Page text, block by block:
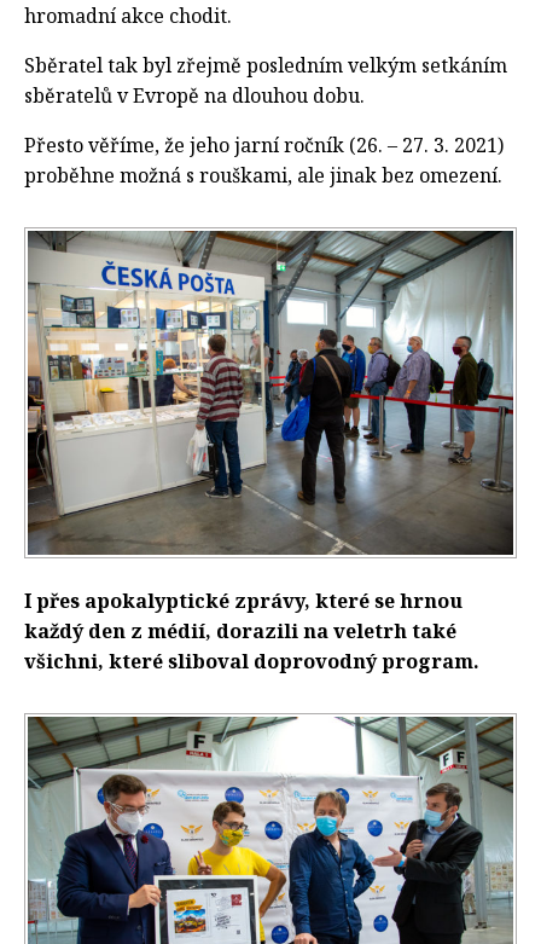
hromadní akce chodit.
Sběratel tak byl zřejmě posledním velkým setkáním
sběratelů v Evropě na dlouhou dobu.
Přesto věříme, že jeho jarní ročník (26. – 27. 3. 2021)
proběhne možná s rouškami, ale jinak bez omezení.
I přes apokalyptické zprávy, které se hrnou
každý den z médií, dorazili na veletrh také
všichni, které sliboval doprovodný program.